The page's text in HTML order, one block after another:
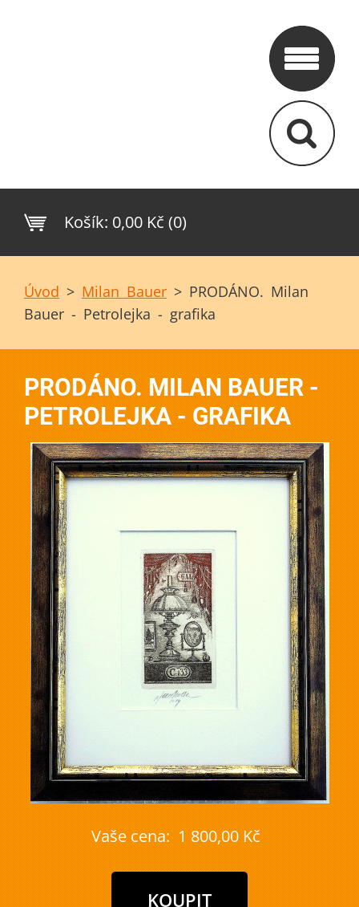
Košík: 0,00 Kč (0)
Úvod > Milan Bauer > PRODÁNO. Milan
Bauer - Petrolejka - grafika
PRODÁNO. MILAN BAUER -
PETROLEJKA - GRAFIKA
Vaše cena: 1 800,00 Kč